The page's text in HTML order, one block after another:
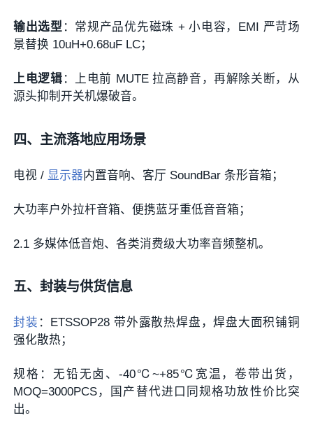
输出选型 ：常规产品优先磁珠 + 小电容，EMI 严苛场
景替换 10uH+0.68uF LC；
上电逻辑 ：上电前 MUTE 拉高静音，再解除关断，从
源头抑制开关机爆破音。
四、主流落地应用场景
电视 / 显示器内置音响、客厅 SoundBar 条形音箱；
大功率户外拉杆音箱、便携蓝牙重低音音箱；
2.1 多媒体低音炮、各类消费级大功率音频整机。
五、封装与供货信息
封装 ：ETSSOP28 带外露散热焊盘，焊盘大面积铺铜
强化散热；
规格：无铅无卤、-40℃~+85℃宽温，卷带出货，
MOQ=3000PCS，国产替代进口同规格功放性价比突
出。